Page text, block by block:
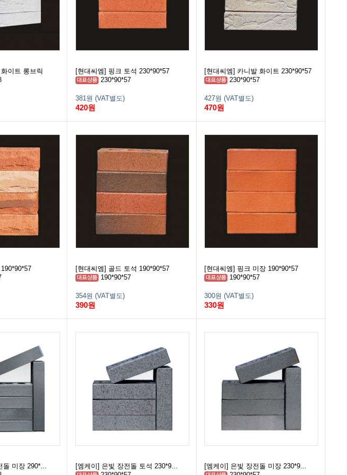
이트 롱브릭
[현대씨엠] 핑크 토석 230*90*57
230*90*57
381원 (VAT별도)
420원
[현대씨엠] 카니발 화이트 230*90*57
230*90*57
427원 (VAT별도)
470원
[현대씨엠] 골드 토석 190*90*57
190*90*57
354원 (VAT별도)
390원
[현대씨엠] 핑크 미장 190*90*57
190*90*57
300원 (VAT별도)
330원
돌 미장 290*...
[엠케이] 은빛 장전돌 토석 230*9...
[엠케이] 은빛 장전돌 미장 230*9...